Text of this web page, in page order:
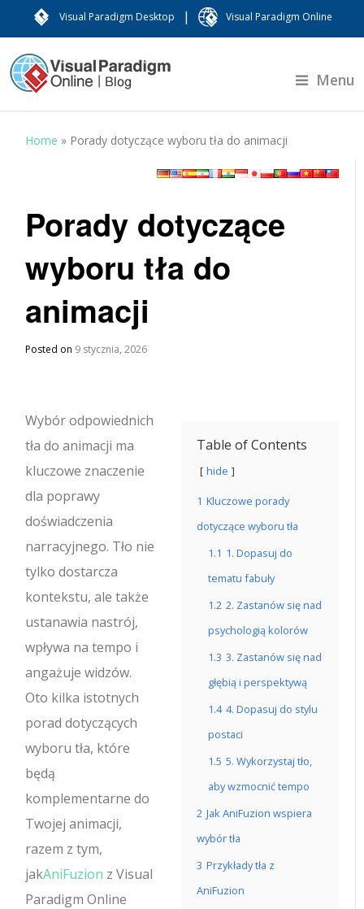
Visual Paradigm Desktop | Visual Paradigm Online
Menu
Home » Porady dotyczące wyboru tła do animacji
Porady dotyczące
wyboru tła do
animacji
Posted on 9 stycznia, 2026
Table of Contents
hide
1 Kluczowe porady
dotyczące wyboru tła
1.1 1. Dopasuj do
tematu fabuły
1.2 2. Zastanów się nad
psychologią kolorów
1.3 3. Zastanów się nad
głębią i perspektywą
1.4 4. Dopasuj do stylu
postaci
1.5 5. Wykorzystaj tło,
aby wzmocnić tempo
2 Jak AniFuzion wspiera
wybór tła
3 Przykłady tła z
AniFuzion
Wybór odpowiednich
tła do animacji ma
kluczowe znaczenie
dla poprawy
doświadczenia
narracyjnego. Tło nie
tylko dostarcza
kontekstu, ale także
ustanawia nastrój,
wpływa na tempo i
angażuje widzów.
Oto kilka istotnych
porad dotyczących
wyboru tła, które
będą
komplementarne do
Twojej animacji,
razem z tym,
jakAniFuzion z Visual
Paradigm Online